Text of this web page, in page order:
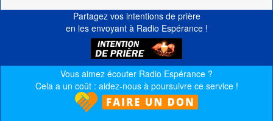
Partagez vos intentions de prière
en les envoyant à Radio Espérance !
Vous aimez écouter Radio Espérance ?
Cela a un coût : aidez-nous à poursuivre ce service !